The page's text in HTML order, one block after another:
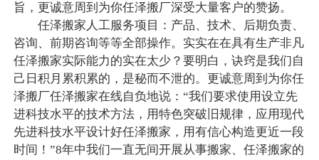
旨，更诚意周到为你任泽搬厂深受大量客户的赞扬。
任泽搬家人工服务项目：产品、技术、后期负责、
咨询、前期咨询等等全部操作。实实在在具有生产非凡
任泽搬家实际能力的实在太少？要明白，诀窍是我们自
己日积月累积累的，是秘而不泄的。更诚意周到为你任
泽搬厂任泽搬家在线自负地说：“我们要求使用设立先
进科技水平的技术方法，用特色突破旧规律，应用现代
先进科技水平设计好任泽搬家，用有信心构造更近一段
时间！”8年中我们一直无间开展从事搬家、任泽搬家的